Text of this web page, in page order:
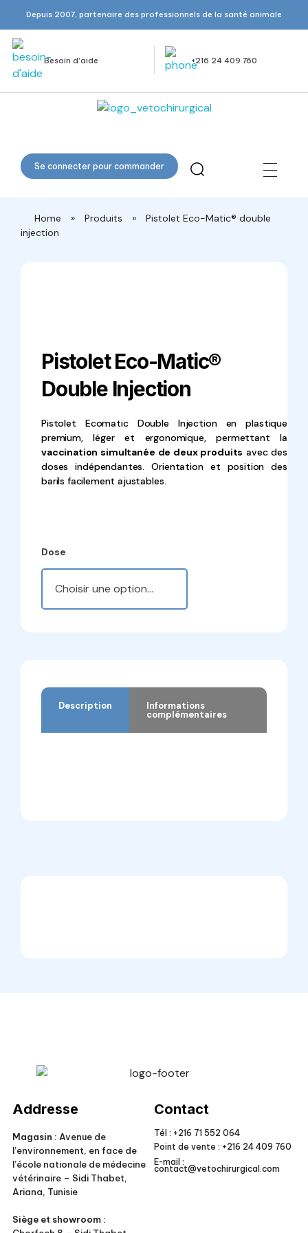
Depuis 2007, partenaire des professionnels de la santé animale
Besoin d’aide +216 24 409 760
Veto Chirurgical
Se connecter pour commander
Home » Produits »
Pistolet Eco-Matic® double
injection
Pistolet Eco-Matic®
Double Injection
Pistolet Ecomatic Double Injection en plastique
premium, léger et ergonomique, permettant la
vaccination simultanée de deux produits avec des
doses indépendantes. Orientation et position des
barils facilement ajustables.
Dose
Description Informations
complémentaires
Addresse
Magasin : Avenue de
l’environnement, en face de
l’école nationale de médecine
vétérinaire – Sidi Thabet,
Ariana, Tunisie
Siège et showroom :
Contact
Tél : +216 71 552 064
Point de vente : +216 24 409 760
E-mail :
contact@vetochirurgical.com